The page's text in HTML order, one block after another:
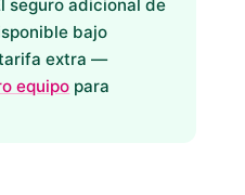
seguro adicional de
bajo
extra —
equipo para